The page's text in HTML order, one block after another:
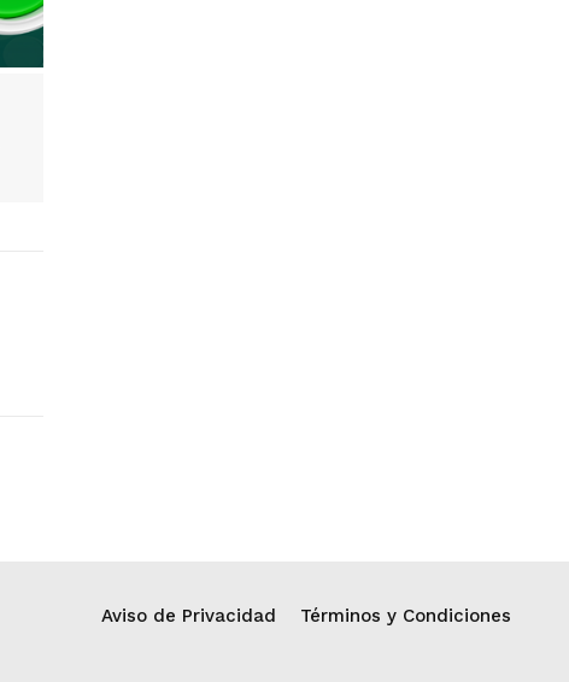
Aviso de Privacidad Términos y Condiciones